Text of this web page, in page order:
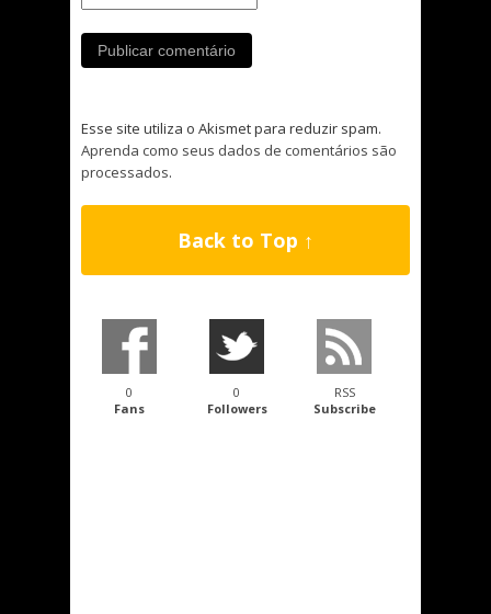
Esse site utiliza o Akismet para reduzir spam.
Aprenda como seus dados de comentários são
processados.
Back to Top ↑
0
Fans
0
Followers
RSS
Subscribe